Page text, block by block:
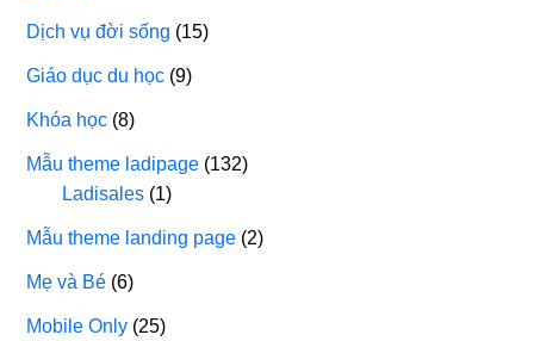
Dịch vụ đời sống (15)
Giáo dục du học (9)
Khóa học (8)
Mẫu theme ladipage (132)
Ladisales (1)
Mẫu theme landing page (2)
Mẹ và Bé (6)
Mobile Only (25)